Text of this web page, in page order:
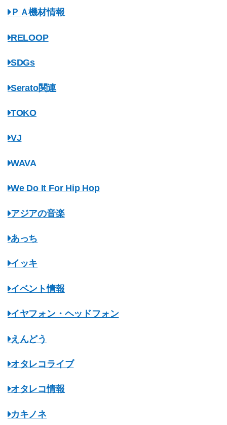
ＰＡ機材情報
RELOOP
SDGs
Serato関連
TOKO
VJ
WAVA
We Do It For Hip Hop
アジアの音楽
あっち
イッキ
イベント情報
イヤフォン・ヘッドフォン
えんどう
オタレコライブ
オタレコ情報
カキノネ